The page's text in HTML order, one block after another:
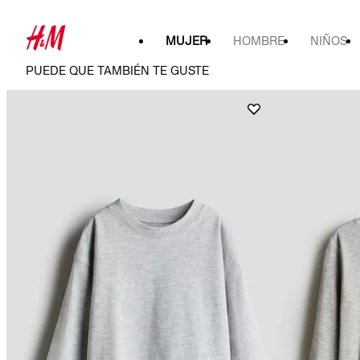
MUJER HOMBRE NIÑOS
PUEDE QUE TAMBIÉN TE GUSTE